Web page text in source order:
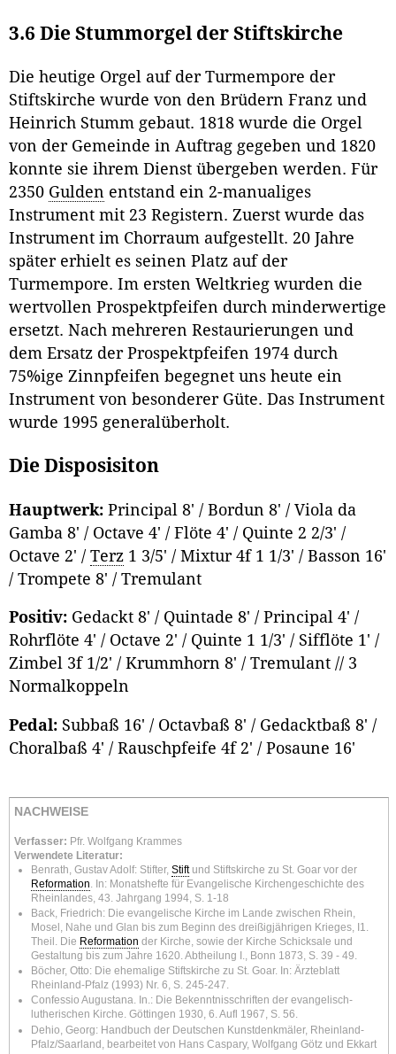
3.6 Die Stummorgel der Stiftskirche
Die heutige Orgel auf der Turmempore der
Stiftskirche wurde von den Brüdern Franz und
Heinrich Stumm gebaut. 1818 wurde die Orgel
von der Gemeinde in Auftrag gegeben und 1820
konnte sie ihrem Dienst übergeben werden. Für
2350 Gulden entstand ein 2-manualiges
Instrument mit 23 Registern. Zuerst wurde das
Instrument im Chorraum aufgestellt. 20 Jahre
später erhielt es seinen Platz auf der
Turmempore. Im ersten Weltkrieg wurden die
wertvollen Prospektpfeifen durch minderwertige
ersetzt. Nach mehreren Restaurierungen und
dem Ersatz der Prospektpfeifen 1974 durch
75%ige Zinnpfeifen begegnet uns heute ein
Instrument von besonderer Güte. Das Instrument
wurde 1995 generalüberholt.
Die Disposisiton
Hauptwerk: Principal 8' / Bordun 8' / Viola da
Gamba 8' / Octave 4' / Flöte 4' / Quinte 2 2/3' /
Octave 2' / Terz 1 3/5' / Mixtur 4f 1 1/3' / Basson 16'
/ Trompete 8' / Tremulant
Positiv: Gedackt 8' / Quintade 8' / Principal 4' /
Rohrflöte 4' / Octave 2' / Quinte 1 1/3' / Sifflöte 1' /
Zimbel 3f 1/2' / Krummhorn 8' / Tremulant // 3
Normalkoppeln
Pedal: Subbaß 16' / Octavbaß 8' / Gedacktbaß 8' /
Choralbaß 4' / Rauschpfeife 4f 2' / Posaune 16'
NACHWEISE
Verfasser: Pfr. Wolfgang Krammes
Verwendete Literatur:
Benrath, Gustav Adolf: Stifter, Stiftund Stiftskirche zu St. Goar vor der
Reformation . In: Monatshefte für Evangelische Kirchengeschichte des
Rheinlandes, 43. Jahrgang 1994, S. 1-18
Back, Friedrich: Die evangelische Kirche im Lande zwischen Rhein,
Mosel, Nahe und Glan bis zum Beginn des dreißigjährigen Krieges, I1.
Theil. Die Reformation der Kirche, sowie der Kirche Schicksale und
Gestaltung bis zum Jahre 1620. Abtheilung I., Bonn 1873, S. 39 - 49.
Böcher, Otto: Die ehemalige Stiftskirche zu St. Goar. In: Ärzteblatt
Rheinland-Pfalz (1993) Nr. 6, S. 245-247.
Confessio Augustana. In.: Die Bekenntnisschriften der evangelisch-
lutherischen Kirche. Göttingen 1930, 6. Aufl 1967, S. 56.
Dehio, Georg: Handbuch der Deutschen Kunstdenkmäler, Rheinland-
Pfalz/Saarland, bearbeitet von Hans Caspary, Wolfgang Götz und Ekkart